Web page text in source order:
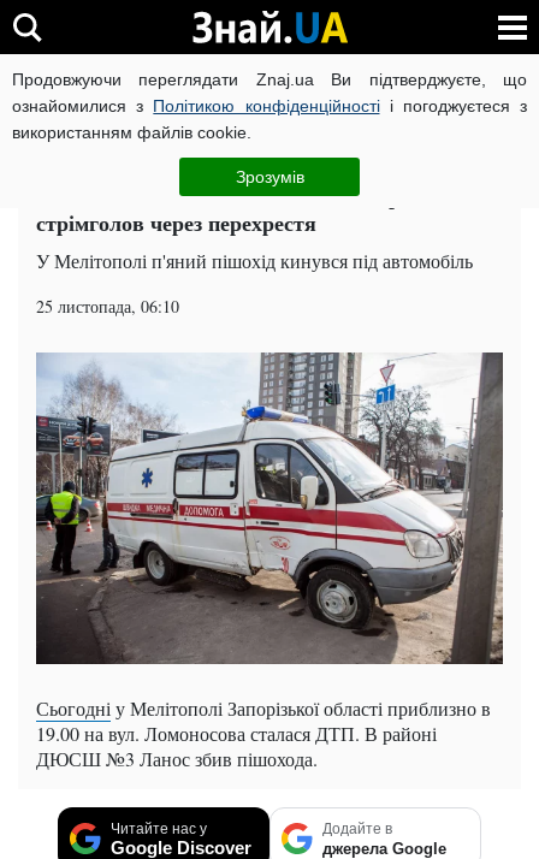
Продовжуючи переглядати Znaj.ua Ви підтверджуєте, що
ознайомилися з Політикою конфіденційностіі погоджуєтеся з
використанням файлів cookie.
Зрозумів
ВІЙНА РОСІЇ ПРОТИ УКРАЇНИ КОРОНАВІРУС В УКРАЇНІ
ЧИТАТЬ НА РУССКОМ
П'яний пішохід зніс автомобіль з дороги: біг
стрімголов через перехрестя
У Мелітополі п'яний пішохід кинувся під автомобіль
25 листопада, 06:10
Сьогодні у Мелітополі Запорізької області приблизно в
19.00 на вул. Ломоносова сталася ДТП. В районі
ДЮСШ №3 Ланос збив пішохода.
Читайте нас у
Google Discover
Додайте в
джерела Google